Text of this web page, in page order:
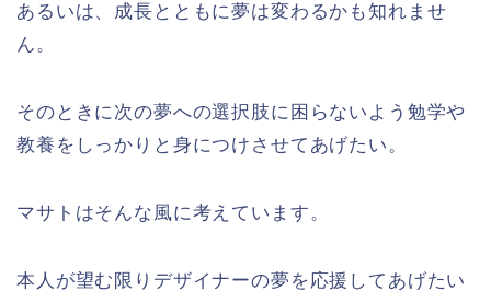
あるいは、成長とともに夢は変わるかも知れませ
ん。
そのときに次の夢への選択肢に困らないよう勉学や
教養をしっかりと身につけさせてあげたい。
マサトはそんな風に考えています。
本人が望む限りデザイナーの夢を応援してあげたい